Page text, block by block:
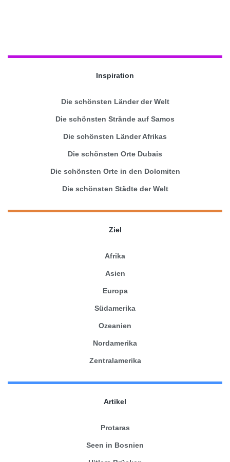
Inspiration
Die schönsten Länder der Welt
Die schönsten Strände auf Samos
Die schönsten Länder Afrikas
Die schönsten Orte Dubais
Die schönsten Orte in den Dolomiten
Die schönsten Städte der Welt
Ziel
Afrika
Asien
Europa
Südamerika
Ozeanien
Nordamerika
Zentralamerika
Artikel
Protaras
Seen in Bosnien